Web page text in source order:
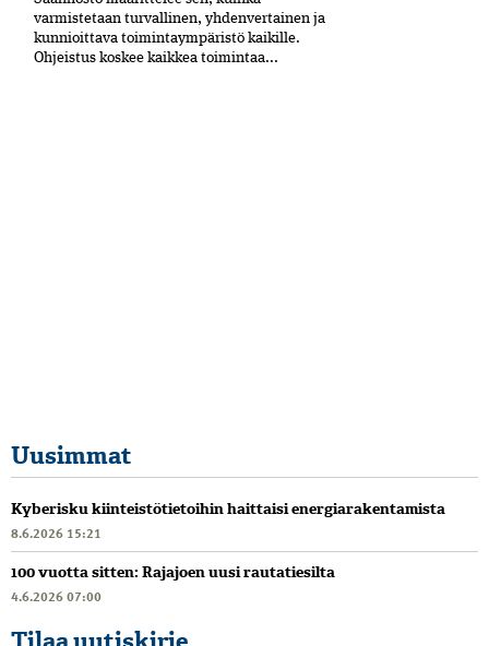
varmistetaan turvallinen, yhdenvertainen ja
kun­nioittava toimintaympäristö kaikille.
Ohjeistus koskee kaikkea toimintaa...
Uusimmat
Kyberisku kiinteistötietoihin haittaisi energiarakentamista
8.6.2026 15:21
100 vuotta sitten: Rajajoen uusi rautatiesilta
4.6.2026 07:00